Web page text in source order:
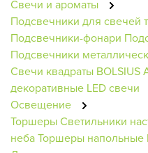
Свечи и ароматы
Подсвечники для свечей
Подсвечники-фонари
Подсвечники
Свечи квадраты BOLSIUS
декоративные LED свечи
Освещение
ТоршерыСветильники
небаТоршеры напольные